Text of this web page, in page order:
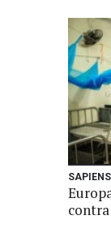
SAPIENS